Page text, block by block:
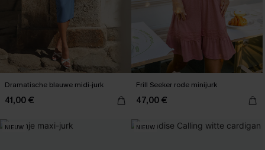
Dramatische blauwe midi-jurk
41,00 €
Frill Seeker rode minijurk
47,00 €
NIEUW NIEUW